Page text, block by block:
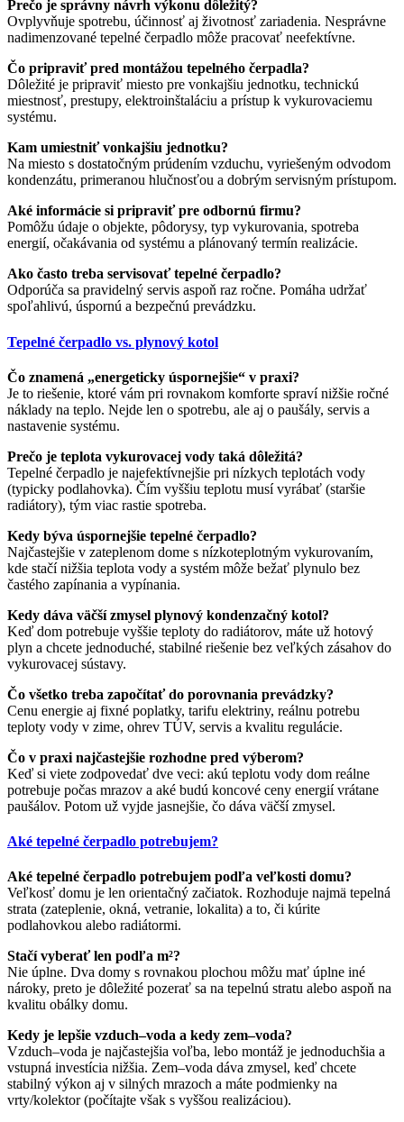
Prečo je správny návrh výkonu dôležitý?
Ovplyvňuje spotrebu, účinnosť aj životnosť zariadenia. Nesprávne
nadimenzované tepelné čerpadlo môže pracovať neefektívne.
Čo pripraviť pred montážou tepelného čerpadla?
Dôležité je pripraviť miesto pre vonkajšiu jednotku, technickú
miestnosť, prestupy, elektroinštaláciu a prístup k vykurovaciemu
systému.
Kam umiestniť vonkajšiu jednotku?
Na miesto s dostatočným prúdením vzduchu, vyriešeným odvodom
kondenzátu, primeranou hlučnosťou a dobrým servisným prístupom.
Aké informácie si pripraviť pre odbornú firmu?
Pomôžu údaje o objekte, pôdorysy, typ vykurovania, spotreba
energií, očakávania od systému a plánovaný termín realizácie.
Ako často treba servisovať tepelné čerpadlo?
Odporúča sa pravidelný servis aspoň raz ročne. Pomáha udržať
spoľahlivú, úspornú a bezpečnú prevádzku.
Tepelné čerpadlo vs. plynový kotol
Čo znamená „energeticky úspornejšie“ v praxi?
Je to riešenie, ktoré vám pri rovnakom komforte spraví nižšie ročné
náklady na teplo. Nejde len o spotrebu, ale aj o paušály, servis a
nastavenie systému.
Prečo je teplota vykurovacej vody taká dôležitá?
Tepelné čerpadlo je najefektívnejšie pri nízkych teplotách vody
(typicky podlahovka). Čím vyššiu teplotu musí vyrábať (staršie
radiátory), tým viac rastie spotreba.
Kedy býva úspornejšie tepelné čerpadlo?
Najčastejšie v zateplenom dome s nízkoteplotným vykurovaním,
kde stačí nižšia teplota vody a systém môže bežať plynulo bez
častého zapínania a vypínania.
Kedy dáva väčší zmysel plynový kondenzačný kotol?
Keď dom potrebuje vyššie teploty do radiátorov, máte už hotový
plyn a chcete jednoduché, stabilné riešenie bez veľkých zásahov do
vykurovacej sústavy.
Čo všetko treba započítať do porovnania prevádzky?
Cenu energie aj fixné poplatky, tarifu elektriny, reálnu potrebu
teploty vody v zime, ohrev TÚV, servis a kvalitu regulácie.
Čo v praxi najčastejšie rozhodne pred výberom?
Keď si viete zodpovedať dve veci: akú teplotu vody dom reálne
potrebuje počas mrazov a aké budú koncové ceny energií vrátane
paušálov. Potom už vyjde jasnejšie, čo dáva väčší zmysel.
Aké tepelné čerpadlo potrebujem?
Aké tepelné čerpadlo potrebujem podľa veľkosti domu?
Veľkosť domu je len orientačný začiatok. Rozhoduje najmä tepelná
strata (zateplenie, okná, vetranie, lokalita) a to, či kúrite
podlahovkou alebo radiátormi.
Stačí vyberať len podľa m²?
Nie úplne. Dva domy s rovnakou plochou môžu mať úplne iné
nároky, preto je dôležité pozerať sa na tepelnú stratu alebo aspoň na
kvalitu obálky domu.
Kedy je lepšie vzduch–voda a kedy zem–voda?
Vzduch–voda je najčastejšia voľba, lebo montáž je jednoduchšia a
vstupná investícia nižšia. Zem–voda dáva zmysel, keď chcete
stabilný výkon aj v silných mrazoch a máte podmienky na
vrty/kolektor (počítajte však s vyššou realizáciou).